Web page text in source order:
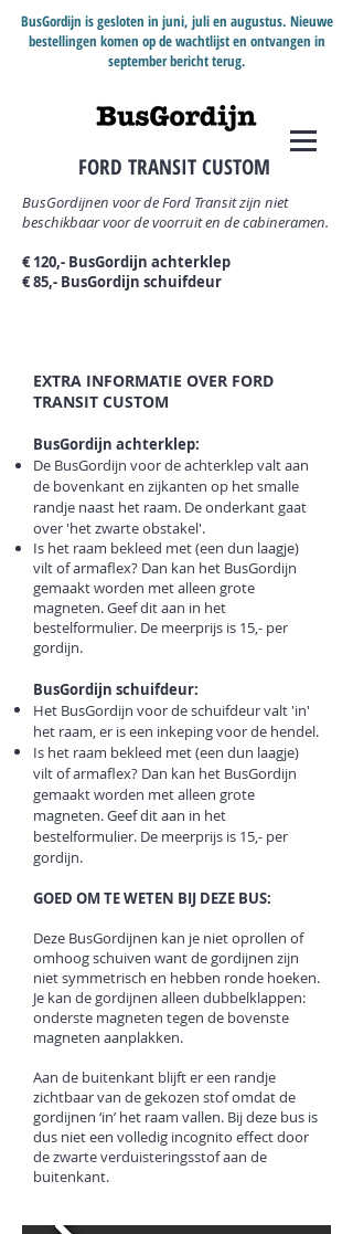
BusGordijn is gesloten in juni, juli en augustus. Nieuwe
bestellingen komen op de wachtlijst en ontvangen in
september bericht terug.
FORD TRANSIT CUSTOM
BusGordijnen voor de Ford Transit zijn niet
beschikbaar voor de voorruit en de cabineramen.
€ 120,- BusGordijn achterklep
€ 85,- BusGordijn schuifdeur
EXTRA INFORMATIE OVER FORD
TRANSIT CUSTOM
BusGordijn achterklep:
De BusGordijn voor de achterklep valt aan
de bovenkant en zijkanten op het smalle
randje naast het raam. De onderkant gaat
over 'het zwarte obstakel'.
Is het raam bekleed met (een dun laagje)
vilt of armaflex? Dan kan het BusGordijn
gemaakt worden met alleen grote
magneten. Geef dit aan in het
bestelformulier. De meerprijs is 15,- per
gordijn.
BusGordijn schuifdeur:
Het BusGordijn voor de schuifdeur valt 'in'
het raam, er is een inkeping voor de hendel.​
Is het raam bekleed met (een dun laagje)
vilt of armaflex? Dan kan het BusGordijn
gemaakt worden met alleen grote
magneten. Geef dit aan in het
bestelformulier. De meerprijs is 15,- per
gordijn.
GOED OM TE WETEN BIJ DEZE BUS:
Deze BusGordijnen kan je niet oprollen of
omhoog schuiven want de gordijnen zijn
niet symmetrisch en hebben ronde hoeken.
Je kan de gordijnen alleen dubbelklappen:
onderste magneten tegen de bovenste
magneten aanplakken.
Aan de buitenkant blijft er een randje
zichtbaar van de gekozen stof omdat de
gordijnen ‘in’ het raam vallen. Bij deze bus is
dus niet een volledig incognito effect door
de zwarte verduisteringsstof aan de
buitenkant.